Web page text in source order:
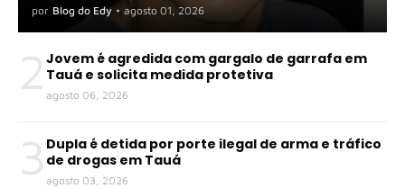
por Blog do Edy • agosto 01, 2026
2 Jovem é agredida com gargalo de garrafa em
Tauá e solicita medida protetiva
agosto 06, 2026
3 Dupla é detida por porte ilegal de arma e tráfico
de drogas em Tauá
agosto 03, 2026